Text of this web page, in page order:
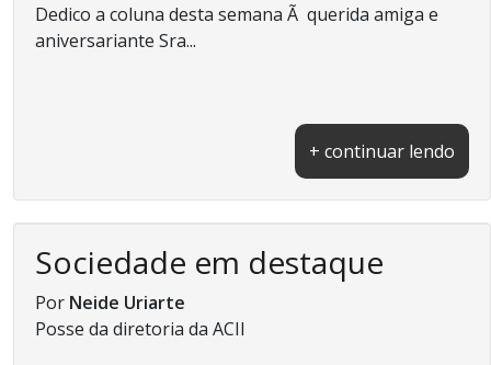
Dedico a coluna desta semana Ã querida amiga e
aniversariante Sra...
+ continuar lendo
Sociedade em destaque
Por Neide Uriarte
Posse da diretoria da ACII